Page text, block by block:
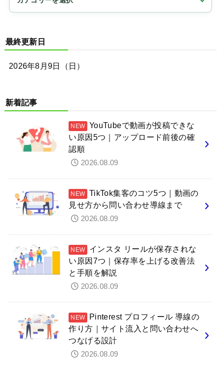
最終更新日
2026年8月9日（日）
新着記事
YouTubeで動画が投稿できな
い原因5つ｜アップロード前後の確
認順
2026.08.09
TikTok集客のコツ5つ｜動画の
見せ方から問い合わせ導線まで
2026.08.09
インスタ リールが保存されな
い原因7つ｜保存率を上げる改善法
と手順を解説
2026.08.09
Pinterest プロフィール 導線の
作り方｜サイト流入と問い合わせへ
つなげる設計
2026.08.09